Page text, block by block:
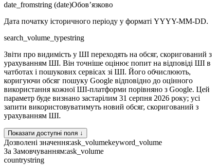
date_fromstring (date)Обов’язково
Дата початку історичного періоду у форматі YYYY-MM-DD.
search_volume_typestring
Звіти про видимість у ШІ переходять на обсяг, скоригований з
урахуванням ШІ. Він точніше оцінює попит на відповіді ШІ в
чатботах і пошукових сервісах зі ШІ. Його обчислюють,
коригуючи обсяг пошуку Google відповідно до оцінного
використання кожної ШІ-платформи порівняно з Google. Цей
параметр буде визнано застарілим 31 серпня 2026 року; усі
запити використовуватимуть новий обсяг, скоригований з
урахуванням ШІ.
Показати доступні поля ↓
Дозволені значення:ask_volumekeyword_volume
За Замовчуванням:ask_volume
countrystring